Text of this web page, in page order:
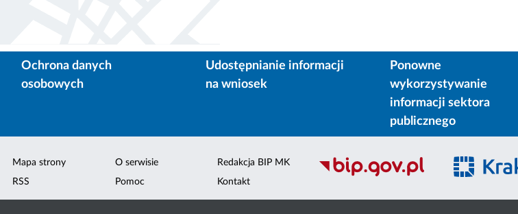
Ochrona danych
osobowych
Udostępnianie informacji
na wniosek
Ponowne
wykorzystywanie
informacji sektora
publicznego
Mapa strony
RSS
O serwisie
Pomoc
Redakcja BIP MK
Kontakt